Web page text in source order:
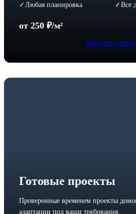
✓Любая планировка ✓Все
от 250 ₽/м²
Заказать
Готовые проекты
Проверенные временем проекты
адаптации под ваши требования.